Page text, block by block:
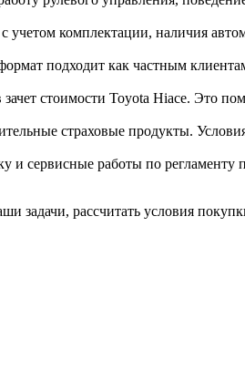
комплектации, наличия
подходит как частным
стоимости Toyota Hiace. Это
страховые продукты.
и сервисные работы по регламенту
рассчитать условия